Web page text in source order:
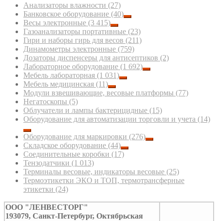
Анализаторы влажности (27)
Банковское оборудование (40)
Весы электронные (3 415)
Газоанализаторы портативные (23)
Гири и наборы гирь для весов (211)
Динамометры электронные (759)
Дозаторы диспенсеры для антисептиков (2)
Лабораторное оборудование (1 692)
Мебель лабораторная (1 031)
Мебель медицинская (11)
Модули взвешивающие, весовые платформы (77)
Негатоскопы (5)
Облучатели и лампы бактерицидные (15)
Оборудование для автоматизации торговли и учета (14)
Оборудование для маркировки (276)
Складское оборудование (44)
Соединительные коробки (17)
Тензодатчики (1 013)
Терминалы весовые, индикаторы весовые (25)
Термоэтикетки ЭКО и ТОП, термотрансферные
этикетки (24)
ООО "ЛЕНВЕСТОРГ"
193079, Санкт-Петербург, Октябрьская